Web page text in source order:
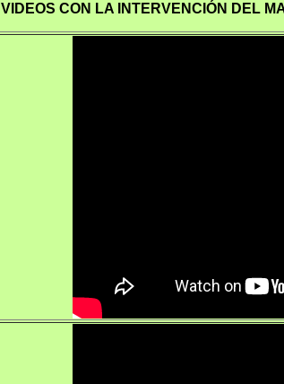
VIDEOS CON LA INTERVENCIÓN DEL